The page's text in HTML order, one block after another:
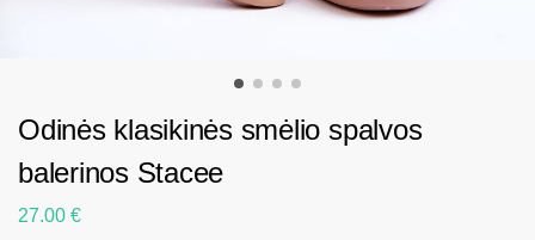
Odinės klasikinės smėlio spalvos
balerinos Stacee
27.00 €